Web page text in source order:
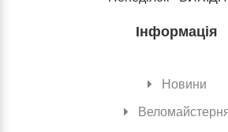
Інформація
Новини